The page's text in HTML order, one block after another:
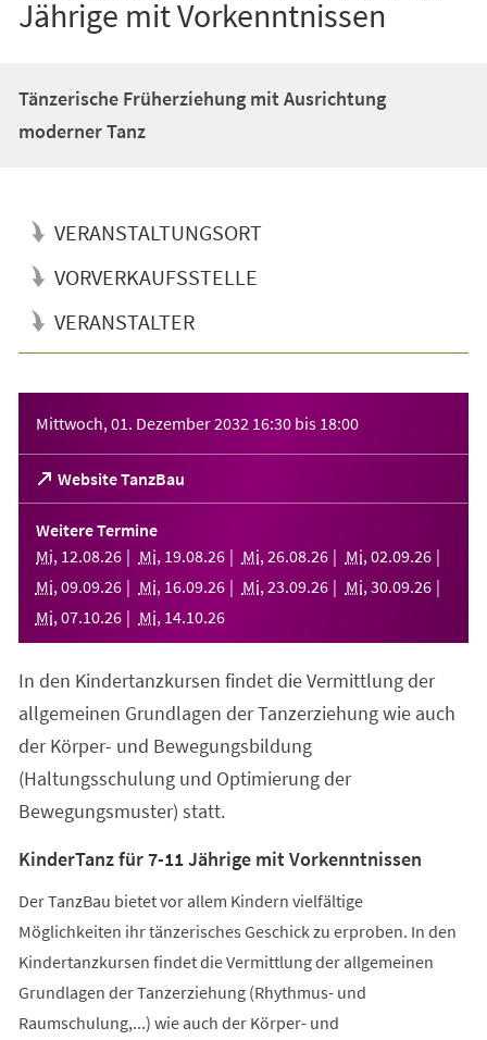
Jährige mit Vorkenntnissen
Tänzerische Früherziehung mit Ausrichtung
moderner Tanz
VERANSTALTUNGSORT
VORVERKAUFSSTELLE
VERANSTALTER
Mittwoch, 01. Dezember 2032 16:30 bis 18:00
Website TanzBau
(Öffnet
in
einem
neuen
Tab)
Weitere Termine
Mi, 12.08.26 Mi, 19.08.26 Mi, 26.08.26 Mi, 02.09.26
Mi, 09.09.26 Mi, 16.09.26 Mi, 23.09.26 Mi, 30.09.26
Mi, 07.10.26 Mi, 14.10.26
In den Kindertanzkursen findet die Vermittlung der
allgemeinen Grundlagen der Tanzerziehung wie auch
der Körper- und Bewegungsbildung
(Haltungsschulung und Optimierung der
Bewegungsmuster) statt.
KinderTanz für 7-11 Jährige mit Vorkenntnissen
Der TanzBau bietet vor allem Kindern vielfältige
Möglichkeiten ihr tänzerisches Geschick zu erproben. In den
Kindertanzkursen findet die Vermittlung der allgemeinen
Grundlagen der Tanzerziehung (Rhythmus- und
Raumschulung,...) wie auch der Körper- und